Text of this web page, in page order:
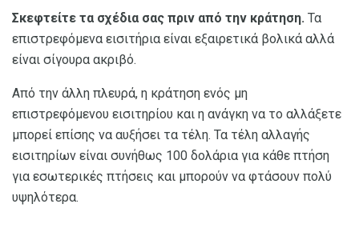
Σκεφτείτε τα σχέδια σας πριν από την κράτηση. Τα
επιστρεφόμενα εισιτήρια είναι εξαιρετικά βολικά αλλά
είναι σίγουρα ακριβό.
Από την άλλη πλευρά, η κράτηση ενός μη
επιστρεφόμενου εισιτηρίου και η ανάγκη να το αλλάξετε
μπορεί επίσης να αυξήσει τα τέλη. Τα τέλη αλλαγής
εισιτηρίων είναι συνήθως 100 δολάρια για κάθε πτήση
για εσωτερικές πτήσεις και μπορούν να φτάσουν πολύ
υψηλότερα.